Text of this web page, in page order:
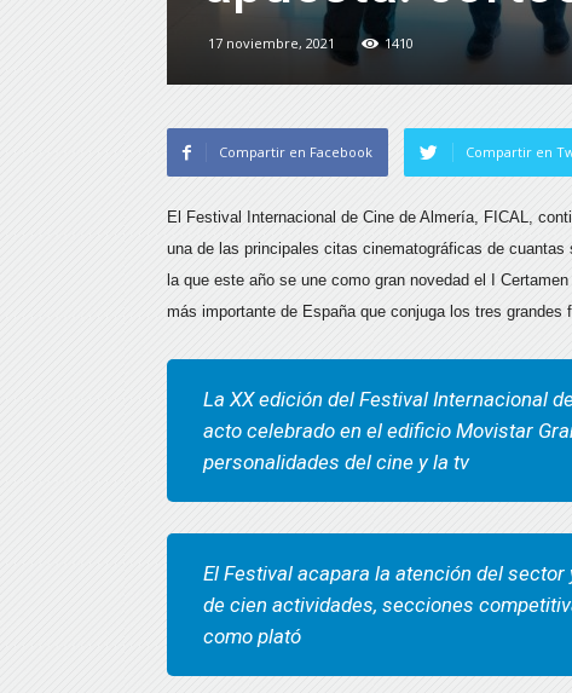
17 noviembre, 2021 1410
Compartir en Facebook Compartir en
El Festival Internacional de Cine de Almería, FICAL,
una de las principales citas cinematográficas de
la que este año se une como gran novedad el I
más importante de España que conjuga los tres
La XX edición del Festival Internacional
acto celebrado en el edificio Movistar
personalidades del cine y la tv
El Festival acapara la atención del
de cien actividades, secciones
como plató